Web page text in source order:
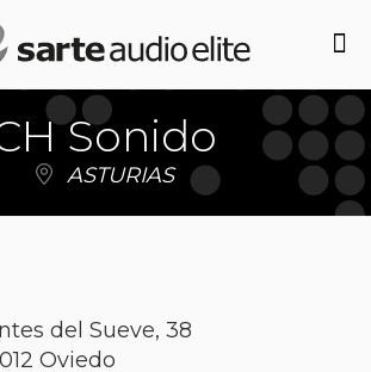
Sonido
ASTURIAS
del Sueve, 38
Oviedo